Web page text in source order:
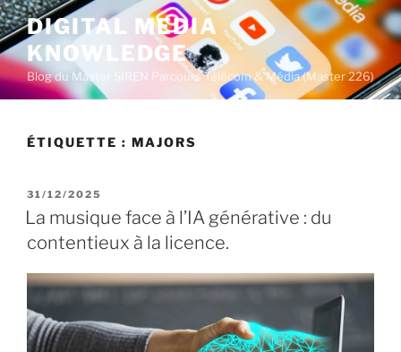
A
l
l
e
r
DIGITAL MEDIA
KNOWLEDGE
Blog du Master SIREN Parcours Télécom & Média (Master 226)
ÉTIQUETTE : MAJORS
P
U
B
L
É
L
E
31/12/2025
La musique face à l’IA générative : du
contentieux à la licence.